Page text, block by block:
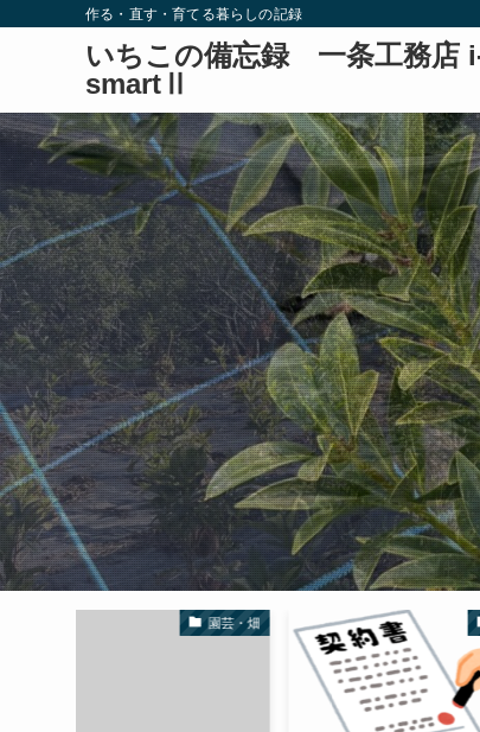
作る・直す・育てる暮らしの記録
いちこの備忘録 一条工務店
smartⅡ
家づくり